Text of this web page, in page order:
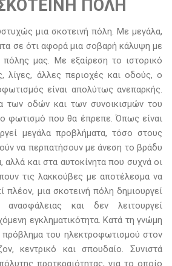
ΠΟΛΗ
μια σκοτεινή πόλη. Με μεγάλα,
σε ότι αφορά μια σοβαρή κάλυψη με
μας. Με εξαίρεση το ιστορικό
λίγες, άλλες περιοχές και οδούς, ο
είναι απολύτως ανεπαρκής.
των οδών και των συνοικισμών του
φωτισμό που θα έπρεπε. Όπως είναι
μεγάλα προβλήματα, τόσο στους
να περπατήσουν με άνεση το βράδυ
αλλά και στα αυτοκίνητα που συχνά οι
τις λακκούβες με αποτέλεσμα να
πλέον, μια σκοτεινή πόλη δημιουργεί
ανασφάλειας και δεν λειτουργεί
εγκληματικότητα. Κατά τη γνώμη
πρόβλημα του ηλεκτροφωτισμού στον
κεντρικό και σπουδαίο. Συνιστά
προτεραιότητας, για το οποίο